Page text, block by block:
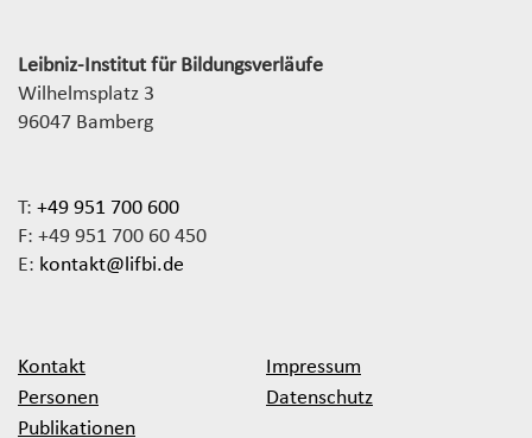
Leibniz-Institut für Bildungsverläufe
Wilhelmsplatz 3
96047 Bamberg
T: +49 951 700 600
F: +49 951 700 60 450
E: kontakt@lifbi.de
Kontakt
Personen
Publikationen
Impressum
Datenschutz